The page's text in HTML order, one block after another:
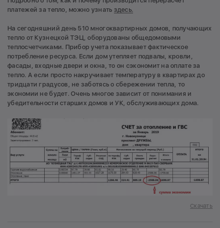
платежей за тепло, можно узнать здесь.
На сегодняшний день 510 многоквартирных домов, получающих
тепло от Кузнецкой ТЭЦ, оборудованы общедомовыми
теплосчетчиками. Прибор учета показывает фактическое
потребление ресурса. Если дом утепляет подвалы, кровли,
фасады, входные двери и окна, то он сэкономит на оплате за
тепло. А если просто накручивает температуру в квартирах до
тридцати градусов, не заботясь о сбережении тепла, то
экономии не будет. Очень многое зависит от понимания и
убедительности старших домов и УК, обслуживающих дома.
Скачать